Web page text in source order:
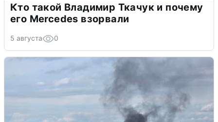
Кто такой Владимир Ткачук и почему
его Mercedes взорвали
5 августа 0